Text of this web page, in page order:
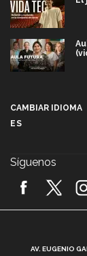
CAMBIAR IDIOMA
ES
Síguenos
AV. EUGENIO